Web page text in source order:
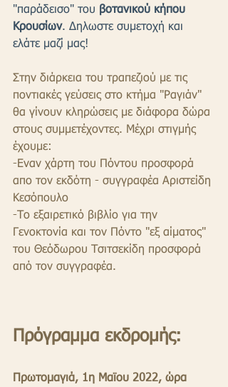
"παράδεισο" του βοτανικού κήπου
Κρουσίων. Δηλωστε συμετοχή και
ελάτε μαζί μας!
Στην διάρκεια του τραπεζιού με τις
ποντιακές γεύσεις στο κτήμα "Ραγιάν"
θα γίνουν κληρώσεις με διάφορα δώρα
στους συμμετέχοντες. Μέχρι στιγμής
έχουμε:
-Εναν χάρτη του Πόντου προσφορά
απο τον εκδότη - συγγραφέα Αριστείδη
Κεσόπουλο
-Το εξαιρετικό βιβλίο για την
Γενοκτονία και τον Πόντο "εξ αίματος"
του Θεόδωρου Τσιτσεκίδη προσφορά
από τον συγγραφέα.
Πρόγραμμα εκδρομής:
Πρωτομαγιά, 1η Μαϊου 2022, ώρα